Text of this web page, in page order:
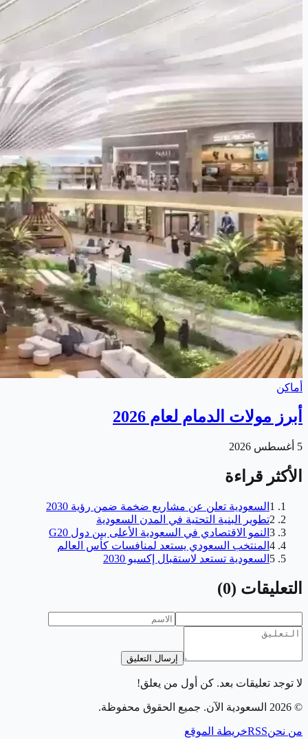
أماكن
أبرز مولات الدمام لعام 2026
5 أغسطس 2026
الأكثر قراءة
1 السعودية تعلن عن مشاريع ضخمة ضمن رؤية 2030
2تطوير البنية التحتية في المدن السعودية
3 النمو الاقتصادي في السعودية الأعلى بين دول G20
4 المنتخب السعودي يستعد لمنافسات كأس العالم
5 السعودية تستعد لاستقبال إكسبو 2030
التعليقات (
0
)
إرسال التعليق
لا توجد تعليقات بعد. كن أول من يعلق!
©
2026 السعودية الآن. جميع الحقوق محفوظة.
من نحنRSSخريطة الموقع